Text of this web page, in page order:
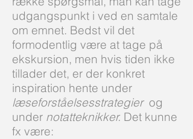
udgangspunkt i ved en samtale
om emnet. Bedst vil det
formodentlig være at tage på
ekskursion, men hvis tiden ikke
tillader det, er der konkret
inspiration hente under
læseforståelsesstrategier og
under notatteknikker. Det kunne
fx være: